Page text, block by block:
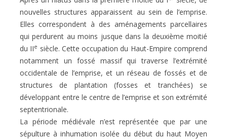
nouvelles structures apparaissent au sein de l’emprise.
Elles correspondent à des aménagements parcellaires
qui perdurent au moins jusque dans la deuxième moitié
du IIe siècle. Cette occupation du Haut-Empire comprend
notamment un fossé massif qui traverse l’extrémité
occidentale de l’emprise, et un réseau de fossés et de
structures de plantation (fosses et tranchées) se
développant entre le centre de l’emprise et son extrémité
septentrionale.
La période médiévale n’est représentée que par une
sépulture à inhumation isolée du début du haut Moyen